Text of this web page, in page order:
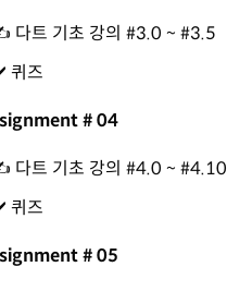
다트 기초 강의 #3.0 ~ #3.5
퀴즈
# 04
다트 기초 강의 #4.0 ~ #4.10
퀴즈
# 05